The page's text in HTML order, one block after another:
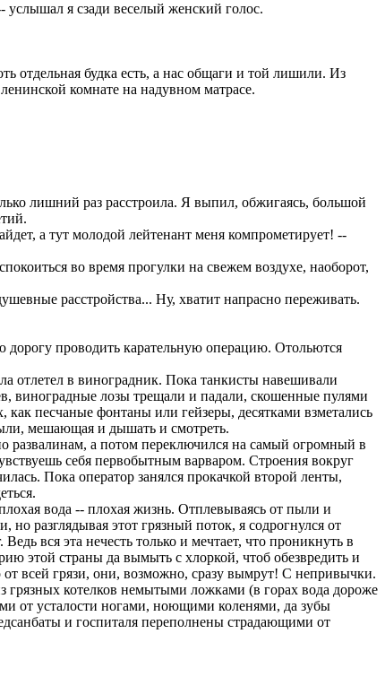
услышал я сзади веселый женский голос.
отдельная будка есть, а нас общаги и той лишили. Из
комнате на надувном матрасе.
лишний раз расстроила. Я выпил, обжигаясь, большой
а тут молодой лейтенант меня компрометирует! --
во время прогулки на свежем воздухе, наоборот,
расстройства... Ну, хватит напрасно переживать.
дорогу проводить карательную операцию. Отольются
отлетел в виноградник. Пока танкисты навешивали
виноградные лозы трещали и падали, скошенные пулями
песчаные фонтаны или гейзеры, десятками взметались
мешающая и дышать и смотреть.
развалинам, а потом переключился на самый огромный в
себя первобытным варваром. Строения вокруг
Пока оператор занялся прокачкой второй ленты,
вода -- плохая жизнь. Отплевываясь от пыли и
разглядывая этот грязный поток, я содрогнулся от
вся эта нечесть только и мечтает, что проникнуть в
этой страны да вымыть с хлоркой, чтоб обезвредить и
всей грязи, они, возможно, сразу вымрут! С непривычки.
котелков немытыми ложками (в горах вода дороже
от усталости ногами, ноющими коленями, да зубы
и госпиталя переполнены страдающими от